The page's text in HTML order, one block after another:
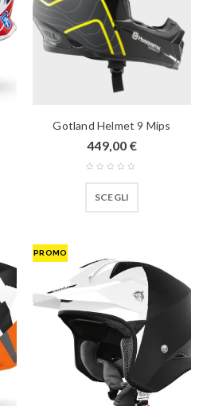
Gotland Helmet 9 Mips
449,00 €
SCEGLI
PROMO